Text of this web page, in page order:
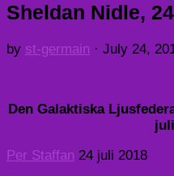
Sheldan Nidle,
by st-germain · July 24,
Den Galaktiska
Per Staffan 24 juli 2018